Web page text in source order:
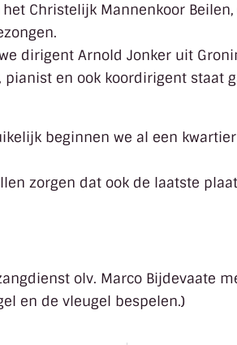
Christelijk Mannenkoor
dirigent Arnold Jonker uit
en ook koordirigent staat
beginnen we al een
zorgen dat ook de laatste
olv. Marco Bijdevaate
en de vleugel bespelen.)